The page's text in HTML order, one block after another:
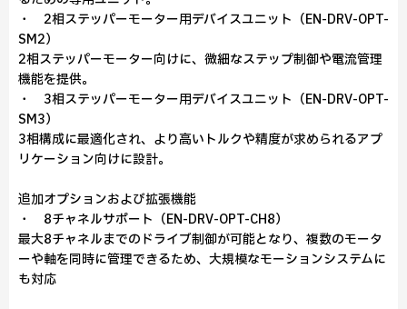
・ 2相ステッパーモーター用デバイスユニット（EN-DRV-OPT-
SM2）
2相ステッパーモーター向けに、微細なステップ制御や電流管理
機能を提供。
・ 3相ステッパーモーター用デバイスユニット（EN-DRV-OPT-
SM3）
3相構成に最適化され、より高いトルクや精度が求められるアプ
リケーション向けに設計。
追加オプションおよび拡張機能
・ 8チャネルサポート（EN-DRV-OPT-CH8）
最大8チャネルまでのドライブ制御が可能となり、複数のモータ
ーや軸を同時に管理できるため、大規模なモーションシステムに
も対応